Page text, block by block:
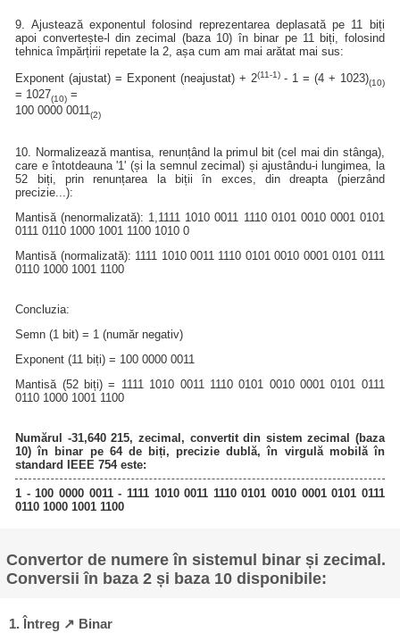
9. Ajustează exponentul folosind reprezentarea deplasată pe 11 biți
apoi convertește-l din zecimal (baza 10) în binar pe 11 biți, folosind
tehnica împărțirii repetate la 2, așa cum am mai arătat mai sus:
Exponent (ajustat) = Exponent (neajustat) + 2(11-1)- 1 = (4 + 1023)(10)
= 1027(10) =
100 0000 0011(2)
10. Normalizează mantisa, renunțând la primul bit (cel mai din stânga),
care e întotdeauna '1' (și la semnul zecimal) și ajustându-i lungimea, la
52 biți, prin renunțarea la biții în exces, din dreapta (pierzând
precizie...):
Mantisă (nenormalizată): 1,1111 1010 0011 1110 0101 0010 0001 0101
0111 0110 1000 1001 1100 1010 0
Mantisă (normalizată): 1111 1010 0011 1110 0101 0010 0001 0101 0111
0110 1000 1001 1100
Concluzia:
Semn (1 bit) = 1 (număr negativ)
Exponent (11 biți) = 100 0000 0011
Mantisă (52 biți) = 1111 1010 0011 1110 0101 0010 0001 0101 0111
0110 1000 1001 1100
Numărul -31,640 215, zecimal, convertit din sistem zecimal (baza
10) în binar pe 64 de biți, precizie dublă, în virgulă mobilă în
standard IEEE 754 este:
1 - 100 0000 0011 - 1111 1010 0011 1110 0101 0010 0001 0101 0111
0110 1000 1001 1100
Convertor de numere în sistemul binar și zecimal.
Conversii în baza 2 și baza 10 disponibile:
1. Întreg ↗ Binar